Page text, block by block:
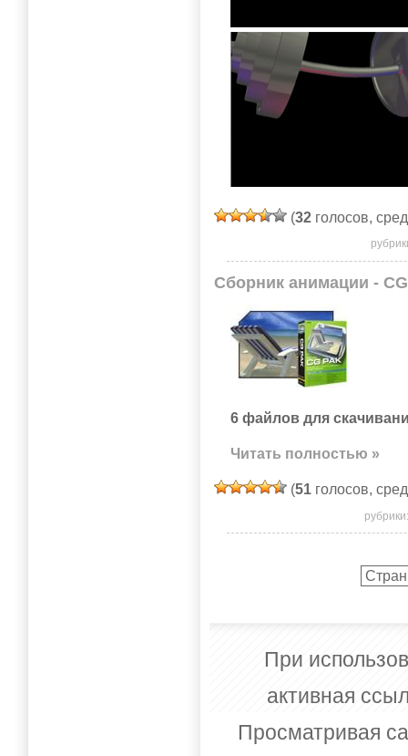
(32 голосов,
Сборник анимации -
6 файлов для
Читать полностью »
(51 голосов,
При
активная
Просматривая